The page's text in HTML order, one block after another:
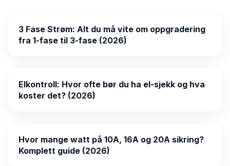
3 Fase Strøm: Alt du må vite om oppgradering
fra 1-fase til 3-fase (2026)
Elkontroll: Hvor ofte bør du ha el-sjekk og hva
koster det? (2026)
Hvor mange watt på 10A, 16A og 20A sikring?
Komplett guide (2026)